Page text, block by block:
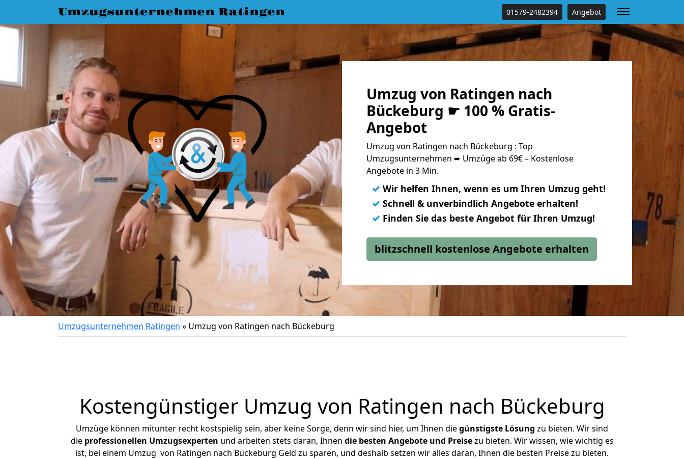
Umzugsunternehmen Ratingen 01579-2482394 Angebot
Umzug von Ratingen nach
Bückeburg ☛ 100 % Gratis-
Angebot
Umzug von Ratingen nach Bückeburg : Top-
Umzugsunternehmen ➨ Umzüge ab 69€ – Kostenlose
Angebote in 3 Min.
✓ Wir helfen Ihnen, wenn es um Ihren Umzug geht!
✓ Schnell & unverbindlich Angebote erhalten!
✓ Finden Sie das beste Angebot für Ihren Umzug!
blitzschnell kostenlose Angebote erhalten
Umzugsunternehmen Ratingen » Umzug von Ratingen nach Bückeburg
Kostengünstiger Umzug von Ratingen nach Bückeburg
Umzüge können mitunter recht kostspielig sein, aber keine Sorge, denn wir sind hier, um Ihnen diegünstigste Lösung zu bieten. Wir sind
die professionellen Umzugsexperten und arbeiten stets daran, Ihnen die besten Angebote und Preisezu bieten. Wir wissen, wie wichtig es
ist, bei einem Umzug von Ratingen nach Bückeburg Geld zu sparen, und deshalb setzen wir alles daran, Ihnen die besten Preise zu bieten.